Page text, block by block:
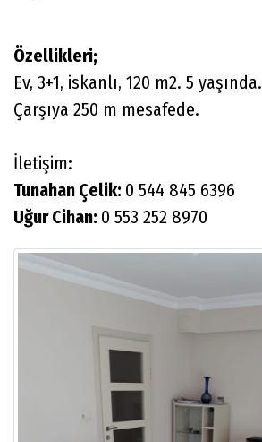
Özellikleri;
Ev, 3+1, iskanlı, 120 m2. 5 yaşında.
Çarşıya 250 m mesafede.
İletişim:
Tunahan Çelik: 0 544 845 6396
Uğur Cihan: 0 553 252 8970